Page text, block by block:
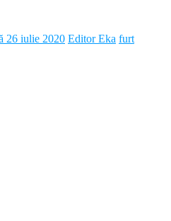
26 iulie 2020 Editor Eka furt